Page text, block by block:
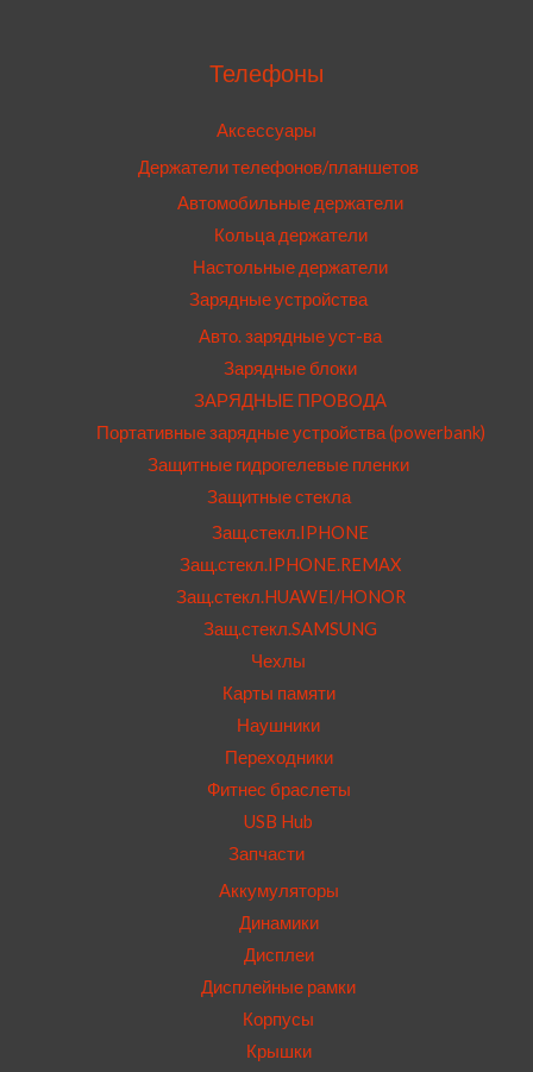
Телефоны
Аксессуары
Держатели телефонов/планшетов
Автомобильные держатели
Кольца держатели
Настольные держатели
Зарядные устройства
Авто. зарядные уст-ва
Зарядные блоки
ЗАРЯДНЫЕ ПРОВОДА
Портативные зарядные устройства (powerbank)
Защитные гидрогелевые пленки
Защитные стекла
Защ.стекл.IPHONE
Защ.стекл.IPHONE.REMAX
Защ.стекл.HUAWEI/HONOR
Защ.стекл.SAMSUNG
Чехлы
Карты памяти
Наушники
Переходники
Фитнес браслеты
USB Hub
Запчасти
Аккумуляторы
Динамики
Дисплеи
Дисплейные рамки
Корпусы
Крышки